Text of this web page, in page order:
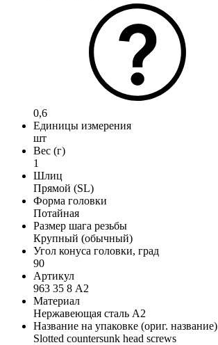
0,6
Единицы измерения
шт
Вес (г)
1
Шлиц
Прямой (SL)
Форма головки
Потайная
Размер шага резьбы
Крупный (обычный)
Угол конуса головки, град
90
Артикул
963 35 8 А2
Материал
Нержавеющая сталь А2
Название на упаковке (ориг. название)
Slotted countersunk head screws